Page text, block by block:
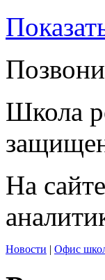
Школа
На
Новости | Офис